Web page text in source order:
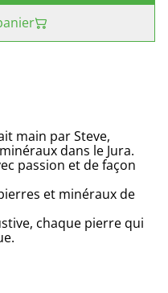
main par Steve,
dans le Jura.
passion et de façon
et minéraux de
chaque pierre qui